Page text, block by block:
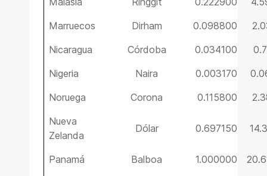
Marruecos
Dirham 0.098800
Nicaragua
Córdoba 0.034100
Nigeria
Naira 0.003170
Noruega
Corona 0.115800
Nueva
Zelanda
Dólar 0.697150
Panamá Balboa 1.000000